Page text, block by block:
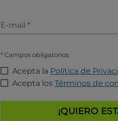
E-mail *
* Campos obligatorios
Acepta la Política de
Acepta los Términos de
¡QUIERO